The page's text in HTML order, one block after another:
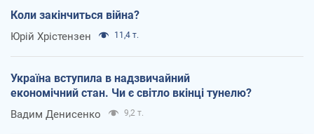
Коли закінчиться війна?
Юрій Хрістензен 11,4 т.
Україна вступила в надзвичайний
економічний стан. Чи є світло вкінці тунелю?
Вадим Денисенко 9,2 т.